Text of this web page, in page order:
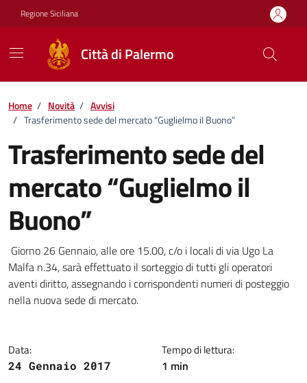
Vai ai contenuti
Vai al footer
Regione Siciliana
Città di Palermo
Home / Novità / Avvisi
/ Trasferimento sede del mercato “Guglielmo il Buono”
Trasferimento sede del
mercato “Guglielmo il
Buono”
Dettagli della notizia
Giorno 26 Gennaio, alle ore 15.00, c/o i locali di via Ugo La
Malfa n.34, sarà effettuato il sorteggio di tutti gli operatori
aventi diritto, assegnando i corrispondenti numeri di posteggio
nella nuova sede di mercato.
Data:
24 Gennaio 2017
Tempo di lettura:
1 min